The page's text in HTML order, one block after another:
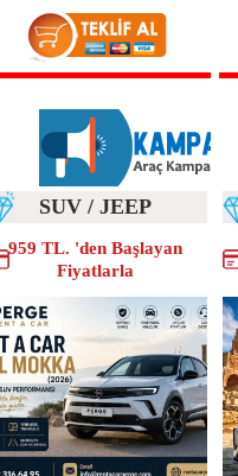
SUV / JEEP
959 TL. 'den Başlayan
Fiyatlarla